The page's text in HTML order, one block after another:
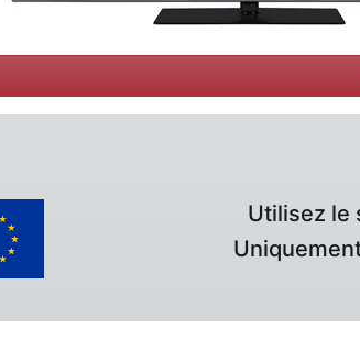
Utilisez le